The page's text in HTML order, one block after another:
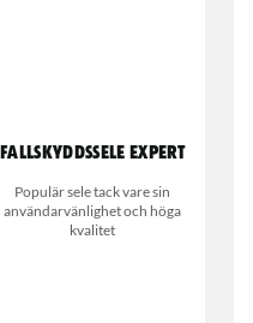
Fallskyddssele Expert
Populär sele tack vare sin
användarvänlighet och höga
kvalitet